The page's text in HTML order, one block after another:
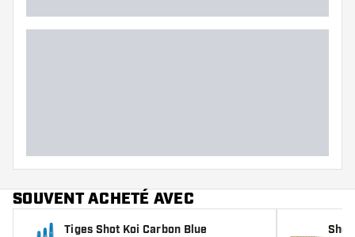
SOUVENT ACHETÉ AVEC
Tiges Shot Koi Carbon Blue Shot